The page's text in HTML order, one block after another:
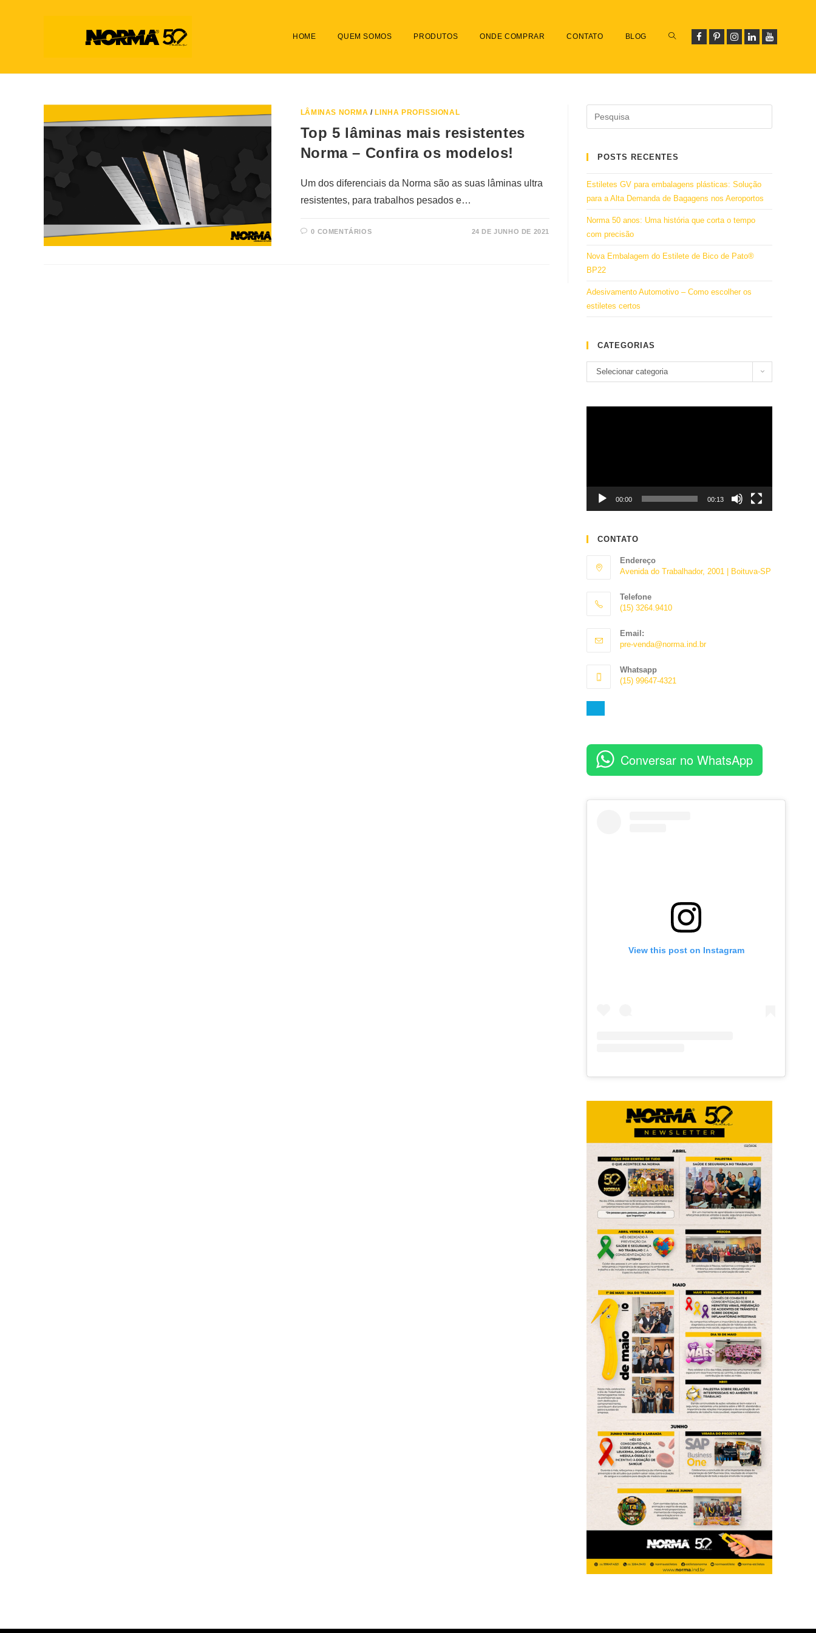
HOME QUEM SOMOS PRODUTOS ONDE COMPRAR CONTATO BLOG
LÂMINAS NORMA / LINHA PROFISSIONAL
Top 5 lâminas mais resistentes
Norma – Confira os modelos!
Um dos diferenciais da Norma são as suas lâminas ultra
resistentes, para trabalhos pesados e…
0 COMENTÁRIOS 24 DE JUNHO DE 2021
POSTS RECENTES
Estiletes GV para embalagens plásticas: Solução
para a Alta Demanda de Bagagens nos Aeroportos
Norma 50 anos: Uma história que corta o tempo
com precisão
Nova Embalagem do Estilete de Bico de Pato®
BP22
Adesivamento Automotivo – Como escolher os
estiletes certos
CATEGORIAS
Categorias
Selecionar categoria
00:00 00:13
CONTATO
Endereço
Avenida do Trabalhador, 2001 | Boituva-SP
Telefone
(15) 3264.9410
em
seu
Email:
pre-venda@norma.ind.brAbre
Whatsapp
(15) 99647-4321
aplicativo
Conversar no WhatsApp
View this post on Instagram